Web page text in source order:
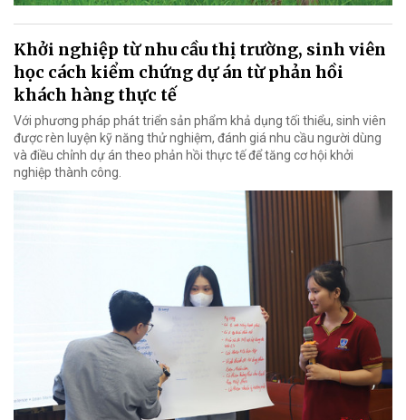
Khởi nghiệp từ nhu cầu thị trường, sinh viên
học cách kiểm chứng dự án từ phản hồi
khách hàng thực tế
Với phương pháp phát triển sản phẩm khả dụng tối thiểu, sinh viên
được rèn luyện kỹ năng thử nghiệm, đánh giá nhu cầu người dùng
và điều chỉnh dự án theo phản hồi thực tế để tăng cơ hội khởi
nghiệp thành công.